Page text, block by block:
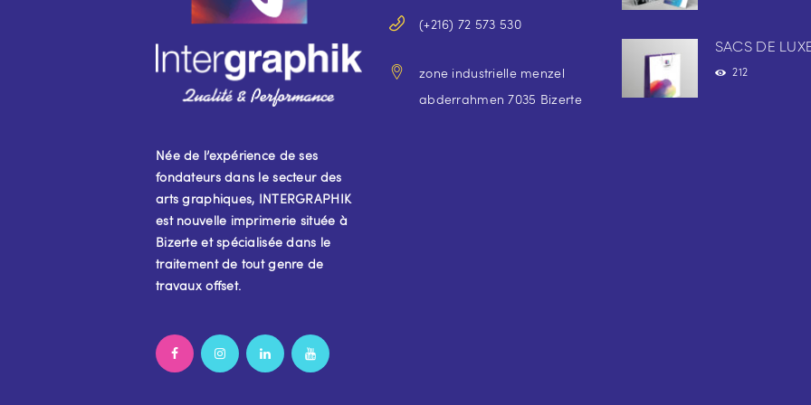
Née de l’expérience de ses
fondateurs dans le secteur des
arts graphiques, INTERGRAPHIK
est nouvelle imprimerie située à
Bizerte et spécialisée dans le
traitement de tout genre de
travaux offset.
(+216) 72 573 530
zone industrielle menzel
abderrahmen 7035 Bizerte
SACS DE
212